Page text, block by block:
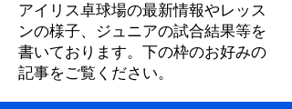
アイリス卓球場の最新情報やレッス
ンの様子、ジュニアの試合結果等を
書いております。下の枠のお好みの
記事をご覧ください。